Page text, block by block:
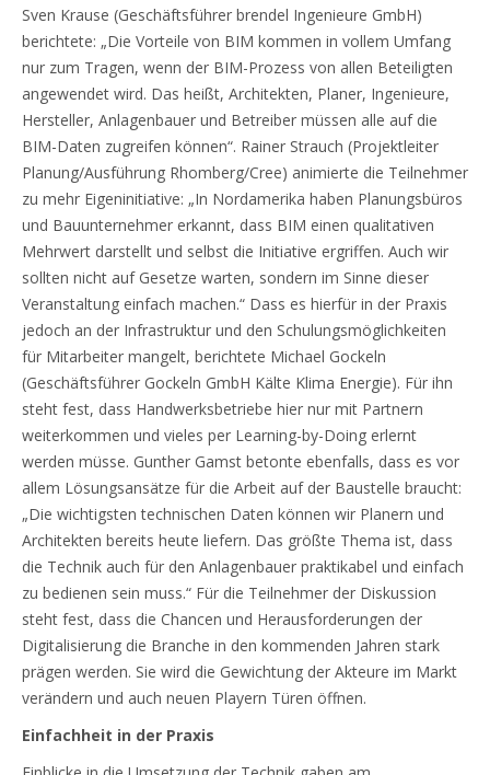
Sven Krause (Geschäftsführer brendel Ingenieure GmbH)
berichtete: „Die Vorteile von BIM kommen in vollem Umfang
nur zum Tragen, wenn der BIM-Prozess von allen Beteiligten
angewendet wird. Das heißt, Architekten, Planer, Ingenieure,
Hersteller, Anlagenbauer und Betreiber müssen alle auf die
BIM-Daten zugreifen können“. Rainer Strauch (Projektleiter
Planung/Ausführung Rhomberg/Cree) animierte die Teilnehmer
zu mehr Eigeninitiative: „In Nordamerika haben Planungsbüros
und Bauunternehmer erkannt, dass BIM einen qualitativen
Mehrwert darstellt und selbst die Initiative ergriffen. Auch wir
sollten nicht auf Gesetze warten, sondern im Sinne dieser
Veranstaltung einfach machen.“ Dass es hierfür in der Praxis
jedoch an der Infrastruktur und den Schulungsmöglichkeiten
für Mitarbeiter mangelt, berichtete Michael Gockeln
(Geschäftsführer Gockeln GmbH Kälte Klima Energie). Für ihn
steht fest, dass Handwerksbetriebe hier nur mit Partnern
weiterkommen und vieles per Learning-by-Doing erlernt
werden müsse. Gunther Gamst betonte ebenfalls, dass es vor
allem Lösungsansätze für die Arbeit auf der Baustelle braucht:
„Die wichtigsten technischen Daten können wir Planern und
Architekten bereits heute liefern. Das größte Thema ist, dass
die Technik auch für den Anlagenbauer praktikabel und einfach
zu bedienen sein muss.“ Für die Teilnehmer der Diskussion
steht fest, dass die Chancen und Herausforderungen der
Digitalisierung die Branche in den kommenden Jahren stark
prägen werden. Sie wird die Gewichtung der Akteure im Markt
verändern und auch neuen Playern Türen öffnen.
Einfachheit in der Praxis